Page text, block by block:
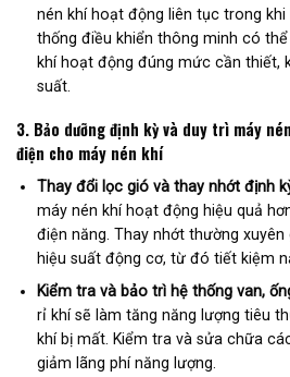
nén khí hoạt động liên tục trong
thống điều khiển thông minh có
khí hoạt động đúng mức cần thiết,
suất.
3. Bảo dưỡng định kỳ và duy trì máy
điện cho máy nén khí
Thay đổi lọc gió và thay nhớt định
máy nén khí hoạt động hiệu quả
điện năng. Thay nhớt thường
hiệu suất động cơ, từ đó tiết kiệm
Kiểm tra và bảo trì hệ thống van,
rỉ khí sẽ làm tăng năng lượng tiêu
khí bị mất. Kiểm tra và sửa chữa
giảm lãng phí năng lượng.